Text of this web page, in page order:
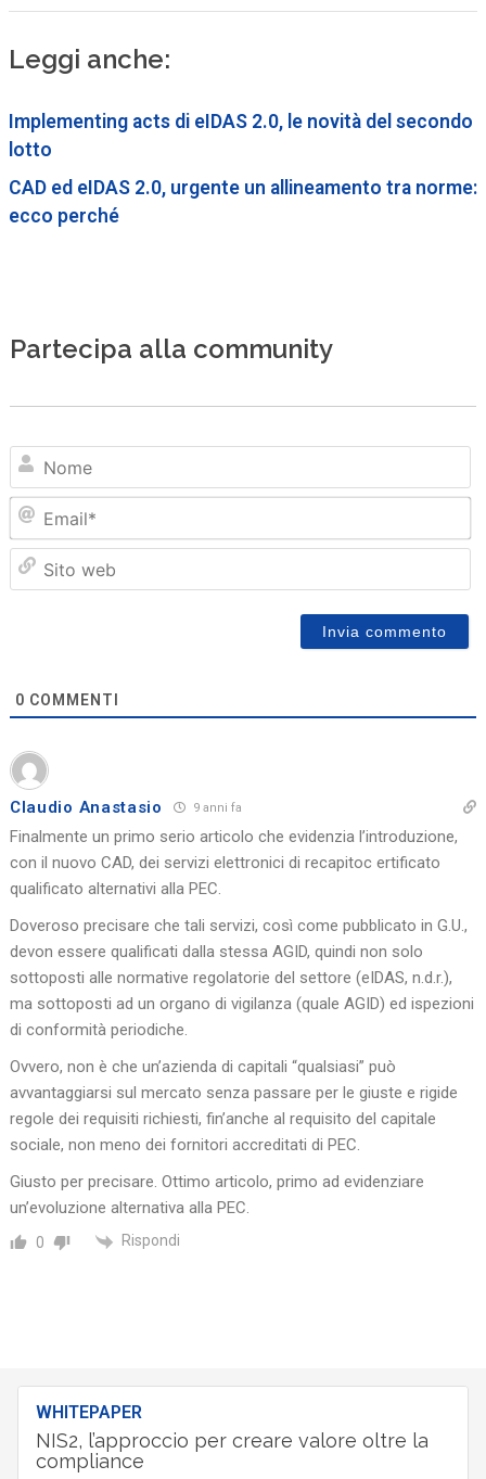
Leggi anche:
Implementing acts di eIDAS 2.0, le novità del secondo
lotto
CAD ed eIDAS 2.0, urgente un allineamento tra norme:
ecco perché
Partecipa alla community
0 COMMENTI
Claudio Anastasio 9 anni fa
Finalmente un primo serio articolo che evidenzia l’introduzione,
con il nuovo CAD, dei servizi elettronici di recapitoc ertificato
qualificato alternativi alla PEC.
Doveroso precisare che tali servizi, così come pubblicato in G.U.,
devon essere qualificati dalla stessa AGID, quindi non solo
sottoposti alle normative regolatorie del settore (eIDAS, n.d.r.),
ma sottoposti ad un organo di vigilanza (quale AGID) ed ispezioni
di conformità periodiche.
Ovvero, non è che un’azienda di capitali “qualsiasi” può
avvantaggiarsi sul mercato senza passare per le giuste e rigide
regole dei requisiti richiesti, fin’anche al requisito del capitale
sociale, non meno dei fornitori accreditati di PEC.
Giusto per precisare. Ottimo articolo, primo ad evidenziare
un’evoluzione alternativa alla PEC.
0 Rispondi
WHITEPAPER
NIS2, l’approccio per creare valore oltre la
compliance